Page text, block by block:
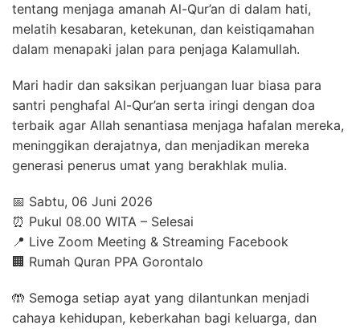
tentang menjaga amanah Al-Qur’an di dalam hati,
melatih kesabaran, ketekunan, dan keistiqamahan
dalam menapaki jalan para penjaga Kalamullah.
Mari hadir dan saksikan perjuangan luar biasa para
santri penghafal Al-Qur’an serta iringi dengan doa
terbaik agar Allah senantiasa menjaga hafalan mereka,
meninggikan derajatnya, dan menjadikan mereka
generasi penerus umat yang berakhlak mulia.
📅 Sabtu, 06 Juni 2026
⏰ Pukul 08.00 WITA – Selesai
📍 Live Zoom Meeting & Streaming Facebook
🏢 Rumah Quran PPA Gorontalo
🤲 Semoga setiap ayat yang dilantunkan menjadi
cahaya kehidupan, keberkahan bagi keluarga, dan